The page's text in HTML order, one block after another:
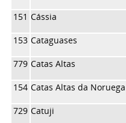
151 Cássia
153 Cataguases
779 Catas Altas
154 Catas Altas da Noruega
729 Catuji